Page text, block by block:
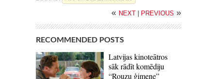
« NEXT PREVIOUS »
RECOMMENDED POSTS
Latvijas kinoteātros
sāk rādīt komēdiju
“Rouzu ģimene”